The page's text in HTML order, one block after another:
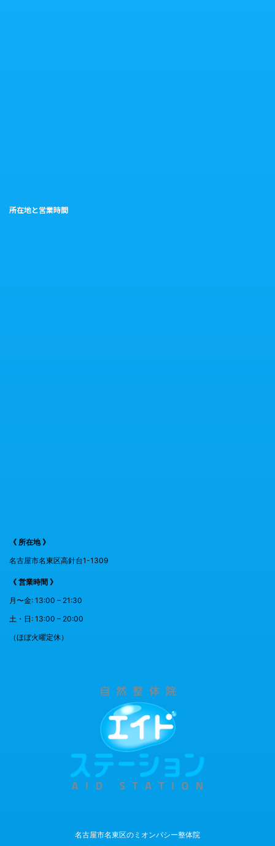
所在地と営業時間
《 所在地 》
名古屋市名東区高針台1-1309
《 営業時間 》
月〜金: 13:00 – 21:30
土・日: 13:00 – 20:00
（ほぼ火曜定休）
名古屋市名東区のミオンパシー整体院